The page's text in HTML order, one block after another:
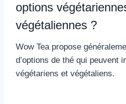
options
végétaliennes ?
Wow Tea propose
d’options de thé qui peuvent
végétariens et végétaliens.